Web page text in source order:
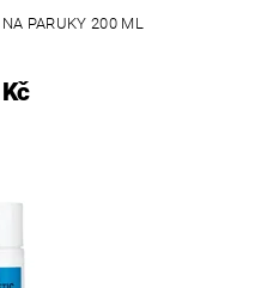
PARUKY 200 ML